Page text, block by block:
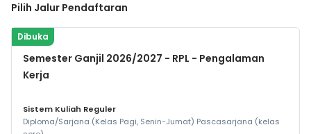
Pilih Jalur Pendaftaran
Dibuka
Semester Ganjil 2026/2027 - RPL - Pengalaman
Kerja
Sistem Kuliah Reguler
Diploma/Sarjana (Kelas Pagi, Senin-Jumat) Pascasarjana (kelas